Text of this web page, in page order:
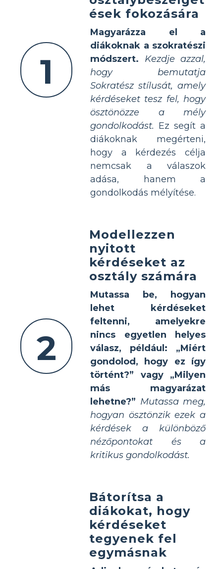
1
ések fokozására
Magyarázza el a
diákoknak a szokratészi
módszert.
Kezdje azzal,
hogy bemutatja
Sokratész stílusát, amely
kérdéseket tesz fel, hogy
ösztönözze a mély
gondolkodást. Ez segít a
diákoknak megérteni,
hogy a kérdezés célja
nemcsak a válaszok
adása, hanem a
gondolkodás mélyítése.
2
Modellezzen
nyitott
kérdéseket az
osztály számára
Mutassa be, hogyan
lehet kérdéseket
feltenni, amelyekre
nincs egyetlen helyes
válasz, például: „Miért
gondolod, hogy ez így
történt?” vagy „Milyen
más magyarázat
lehetne?” Mutassa meg,
hogyan ösztönzik ezek a
kérdések a különböző
nézőpontokat és a
kritikus gondolkodást.
Bátorítsa a
diákokat, hogy
kérdéseket
tegyenek fel
egymásnak